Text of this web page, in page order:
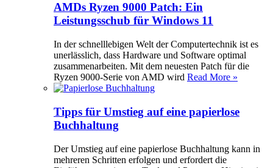
AMDs Ryzen 9000 Patch: Ein
Leistungsschub für Windows 11
In der schnelllebigen Welt der Computertechnik ist es
unerlässlich, dass Hardware und Software optimal
zusammenarbeiten. Mit dem neuesten Patch für die
Ryzen 9000-Serie von AMD wird Read More »
Tipps für Umstieg auf eine papierlose
Buchhaltung
Der Umstieg auf eine papierlose Buchhaltung kann in
mehreren Schritten erfolgen und erfordert die